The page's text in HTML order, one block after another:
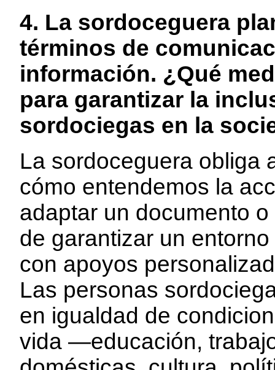
4. La sordoceguera
términos de
información. ¿Qué
para garantizar la
sordociegas en la
La sordoceguera obliga
cómo entendemos la
adaptar un documento
de garantizar un
con apoyos
Las personas
en igualdad de
vida —educación,